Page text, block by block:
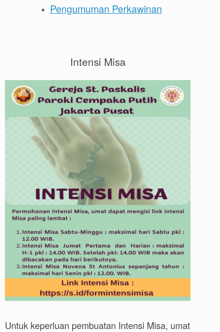
Pengumuman Perkawinan
Intensi Misa
Untuk keperluan pembuatan Intensi Misa, umat